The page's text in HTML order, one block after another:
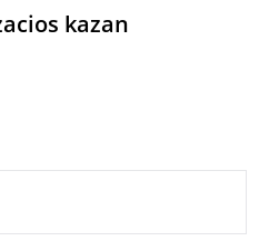
kazan